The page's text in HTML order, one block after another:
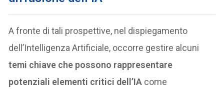
A fronte di tali prospettive, nel dispiegamento
dell’Intelligenza Artificiale, occorre gestire alcuni
temi chiave che possono rappresentare
potenziali elementi critici dell’IA come